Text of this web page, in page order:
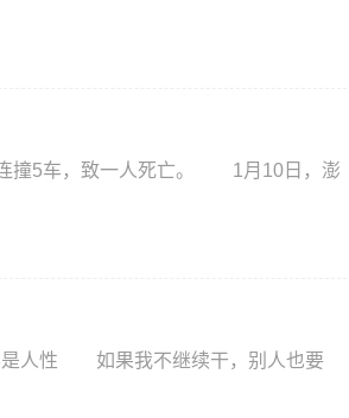
撞5车，致一人死亡。 1月10日，澎
是人性 如果我不继续干，别人也要